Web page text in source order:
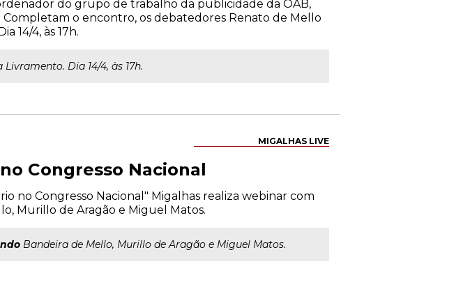
do grupo de trabalho da publicidade da OAB,
o encontro, os debatedores Renato de Mello
14/4, às 17h.
Dia 14/4, às 17h.
MIGALHAS LIVE
Congresso Nacional
no Congresso Nacional" Migalhas realiza webinar com
Murillo de Aragão e Miguel Matos.
Bandeira de Mello, Murillo de Aragão e Miguel Matos.